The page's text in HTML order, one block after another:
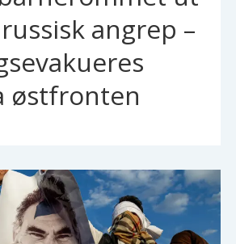
angrep –
østfronten